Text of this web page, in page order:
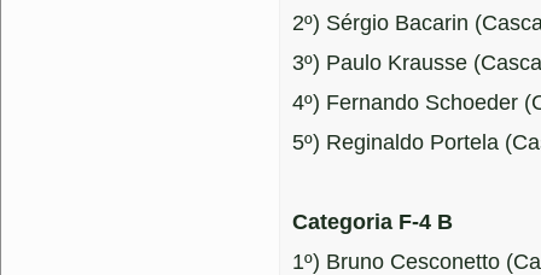
2º) Sérgio Bacarin
3º) Paulo Krausse
4º) Fernando Schoeder
5º) Reginaldo Portela
Categoria F-4 B
1º) Bruno Cesconetto